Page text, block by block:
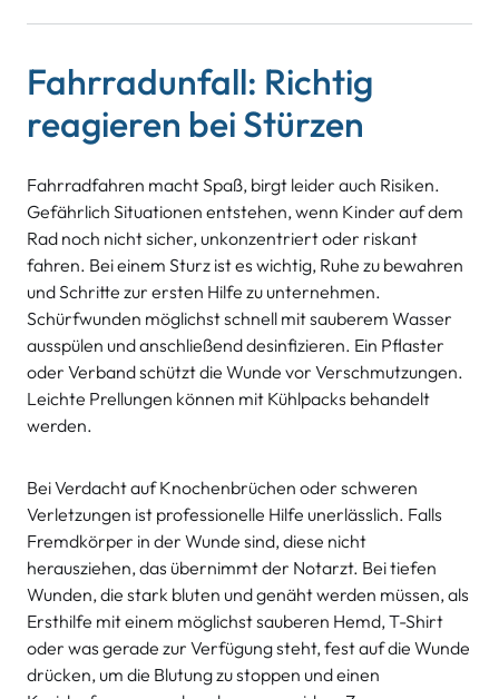
Fahrradunfall: Richtig
reagieren bei Stürzen
Fahrradfahren macht Spaß, birgt leider auch Risiken.
Gefährlich Situationen entstehen, wenn Kinder auf dem
Rad noch nicht sicher, unkonzentriert oder riskant
fahren. Bei einem Sturz ist es wichtig, Ruhe zu bewahren
und Schritte zur ersten Hilfe zu unternehmen.
Schürfwunden möglichst schnell mit sauberem Wasser
ausspülen und anschließend desinfizieren. Ein Pflaster
oder Verband schützt die Wunde vor Verschmutzungen.
Leichte Prellungen können mit Kühlpacks behandelt
werden.
Bei Verdacht auf Knochenbrüchen oder schweren
Verletzungen ist professionelle Hilfe unerlässlich. Falls
Fremdkörper in der Wunde sind, diese nicht
herausziehen, das übernimmt der Notarzt. Bei tiefen
Wunden, die stark bluten und genäht werden müssen, als
Ersthilfe mit einem möglichst sauberen Hemd, T-Shirt
oder was gerade zur Verfügung steht, fest auf die Wunde
drücken, um die Blutung zu stoppen und einen